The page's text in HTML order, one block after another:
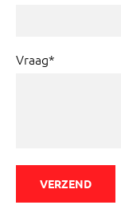
Vraag*
VERZEND